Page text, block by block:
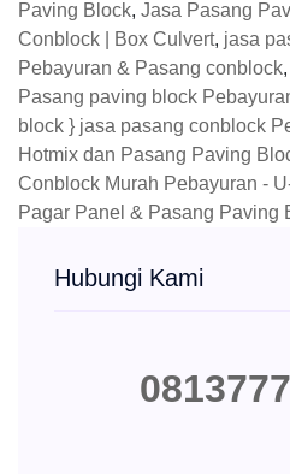
Paving Block, Jasa Pasang
Conblock | Box Culvert, jasa
Pebayuran & Pasang conblock,
Pasang paving block
block } jasa pasang conblock
Hotmix dan Pasang Paving
Conblock Murah Pebayuran -
Pagar Panel & Pasang Paving
Hubungi Kami